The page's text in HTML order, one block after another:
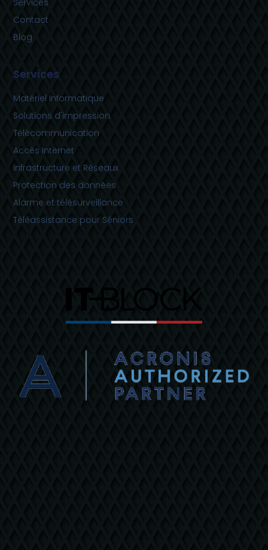
Services
Matériel Informatique
Solutions d'impression
Télécommunication
Accès Internet
Infrastructure et Réseaux
Protection des données
Alarme et télésurveillance
Téléassistance pour Séniors
Services
Contact
Blog